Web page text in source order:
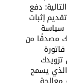
دفع
إثبات
سياسة
مصدقًا من
الذي يسمح